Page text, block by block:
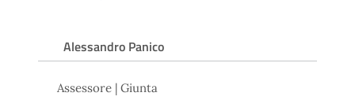
Alessandro Panico
Assessore | Giunta